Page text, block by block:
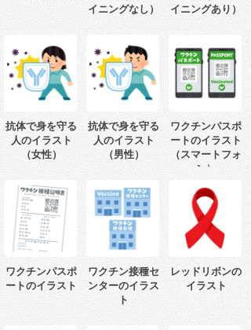
イニングなし）
イニングあり）
抗体で身を守る
人のイラスト
（女性）
抗体で身を守る
人のイラスト
（男性）
ワクチンパスポ
ートのイラスト
（スマートフォ
ン）
ワクチンパスポ
ートのイラスト
ワクチン接種セ
ンターのイラス
ト
レッドリボンの
イラスト